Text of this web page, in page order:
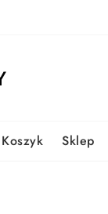
Koszyk Sklep